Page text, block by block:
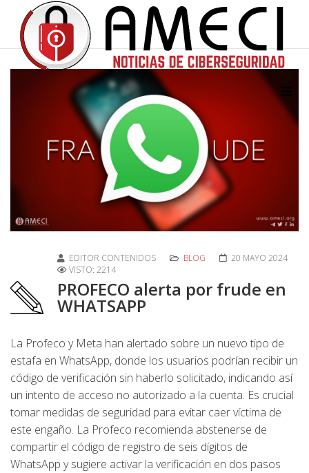
EDITOR CONTENIDOS BLOG
20 MAYO 2024
VISTO: 2214
PROFECO alerta por frude en
WHATSAPP
La Profeco y Meta han alertado sobre un nuevo tipo de
estafa en WhatsApp, donde los usuarios podrían recibir un
código de verificación sin haberlo solicitado, indicando así
un intento de acceso no autorizado a la cuenta. Es crucial
tomar medidas de seguridad para evitar caer víctima de
este engaño. La Profeco recomienda abstenerse de
compartir el código de registro de seis dígitos de
WhatsApp y sugiere activar la verificación en dos pasos